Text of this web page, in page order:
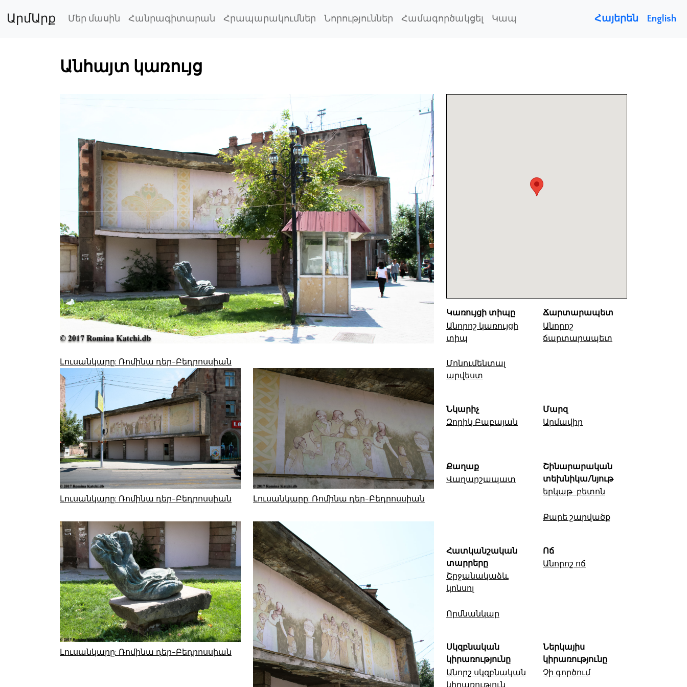
ԱրմԱրք Մեր մասին Հանրագիտարան Հրապարակումներ Նորություններ Համագործակցել Կապ Հայերեն English
Անհայտ կառույց
Լուսանկարը: Ռոմինա դեր-Բեդրոսսիան
Լուսանկարը: Ռոմինա դեր-Բեդրոսսիան Լուսանկարը: Ռոմինա դեր-Բեդրոսսիան
Լուսանկարը: Ռոմինա դեր-Բեդրոսսիան
Կառույցի տիպը
Անորոշ կառույցի
տիպ
Մոնումենտալ
արվեստ
Ճարտարապետ
Անորոշ
ճարտարապետ
Նկարիչ
Զորիկ Բաբայան
Մարզ
Արմավիր
Քաղաք
Վաղարշապատ
Շինարարական
տեխնիկա/նյութ
երկաթ-բետոն
Քարե շարվածք
Հատկանշական
տարրերը
Շրջանակաձև
կոնսոլ
Որմնանկար
Ոճ
Անորոշ ոճ
Սկզբնական
կիրառությունը
Անորշ սկզբնական
կիրառություն
Ներկայիս
կիրառությունը
Չի գործում